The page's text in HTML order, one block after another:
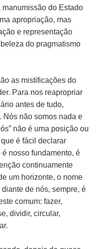
manumissão do Estado
apropriação, mas
e representação
do pragmatismo
as mistificações do
Para nos reapropriar
antes de tudo,
Nós não somos nada e
não é uma posição ou
que é fácil declarar
nosso fundamento, é
continuamente
um horizonte, o nome
de nós, sempre, é
comum: fazer,
dividir, circular,